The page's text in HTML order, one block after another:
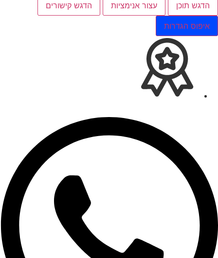
הדגש תוכן עצור אנימציות הדגש קישורים
איפוס הגדרות